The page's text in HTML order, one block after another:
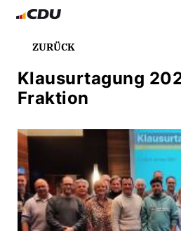
ZURÜCK
Klausurtagung
Fraktion